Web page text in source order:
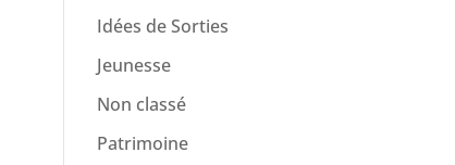
Idées de Sorties
Jeunesse
Non classé
Patrimoine